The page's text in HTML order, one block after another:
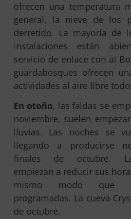
ofrecen una temperatura
general, la nieve de los
derretido. La mayoría de
instalaciones están
servicio de enlace con al
guardabosques ofrecen
actividades al aire libre
En otoño, las faldas se
noviembre, suelen
lluvias. Las noches se
llegando a producirse
finales de octubre.
empiezan a reducir sus
mismo modo que
programadas. La cueva
de octubre.